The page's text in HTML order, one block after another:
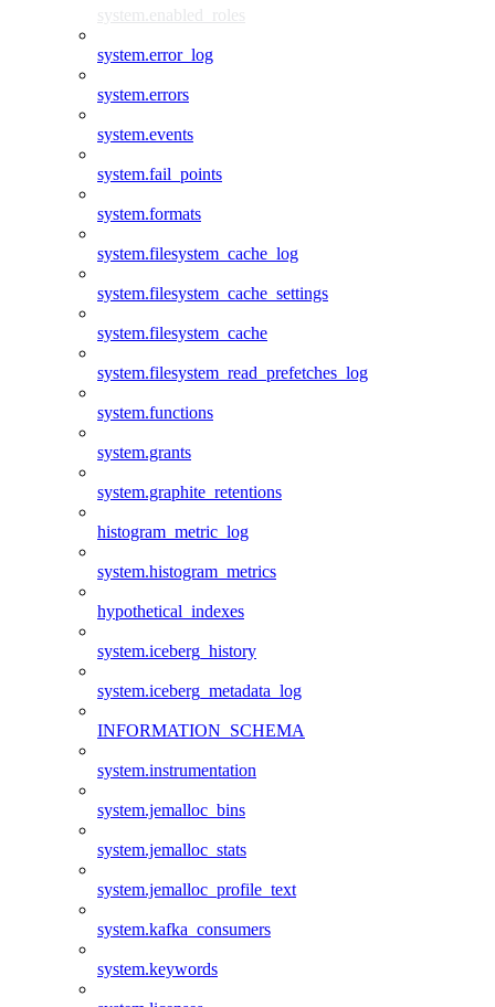
system.enabled_roles
system.error_log
system.errors
system.events
system.fail_points
system.formats
system.filesystem_cache_log
system.filesystem_cache_settings
system.filesystem_cache
system.filesystem_read_prefetches_log
system.functions
system.grants
system.graphite_retentions
histogram_metric_log
system.histogram_metrics
hypothetical_indexes
system.iceberg_history
system.iceberg_metadata_log
INFORMATION_SCHEMA
system.instrumentation
system.jemalloc_bins
system.jemalloc_stats
system.jemalloc_profile_text
system.kafka_consumers
system.keywords